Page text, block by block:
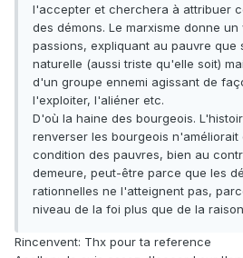
l'accepter et cherchera à attribuer
des démons. Le marxisme donne
passions, expliquant au pauvre que
naturelle (aussi triste qu'elle soit)
d'un groupe ennemi agissant de
l'exploiter, l'aliéner etc.
D'où la haine des bourgeois.
renverser les bourgeois n'améliorait
condition des pauvres, bien au
demeure, peut-être parce que les
rationnelles ne l'atteignent pas,
niveau de la foi plus que de la
Rincenvent: Thx pour ta reference